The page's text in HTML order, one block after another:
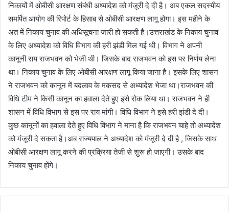
निकायों में ओबीसी आरक्षण संबंधी अध्यादेश को मंजूरी दे दी है। अब एकल सदस्यीय
समर्पित आयोग की रिपोर्ट के हिसाब से ओबीसी आरक्षण लागू होगा। इस महीने के
अंत में निकाय चुनाव की अधिसूचना जारी हो सकती है।उत्तराखंड के निकाय चुनाव
के लिए अध्यादेश को विधि विभाग की हरी झंडी मिल गई थी। विभाग ने अपनी
कानूनी राय राजभवन को भेजी थी। जिसके बाद राजभवन को इस पर निर्णय लेना
था। निकाय चुनाव के लिए ओबीसी आरक्षण लागू किया जाना है। इसके लिए शासन
ने राजभवन को कानून में बदलाव के मकसद से अध्यादेश भेजा था।राजभवन की
विधि टीम ने किसी कानून का हवाला देते हुए इसे रोक लिया था। राजभवन ने ही
शासन में विधि विभाग से इस पर राय मांगी। विधि विभाग ने इसे हरी झंडी दे दी।
कुछ कानूनों का हवाला देते हुए विधि विभाग ने माना है कि राजभवन चाहे तो अध्यादेश
को मंजूरी दे सकता है।अब राज्यपाल ने अध्यादेश को मंजूरी दे दी है , जिसके साथ
ओबीसी आरक्षण लागू करने की प्रक्रिया तेजी से शुरू हो जाएगी। उसके बाद
निकाय चुनाव होंगे।